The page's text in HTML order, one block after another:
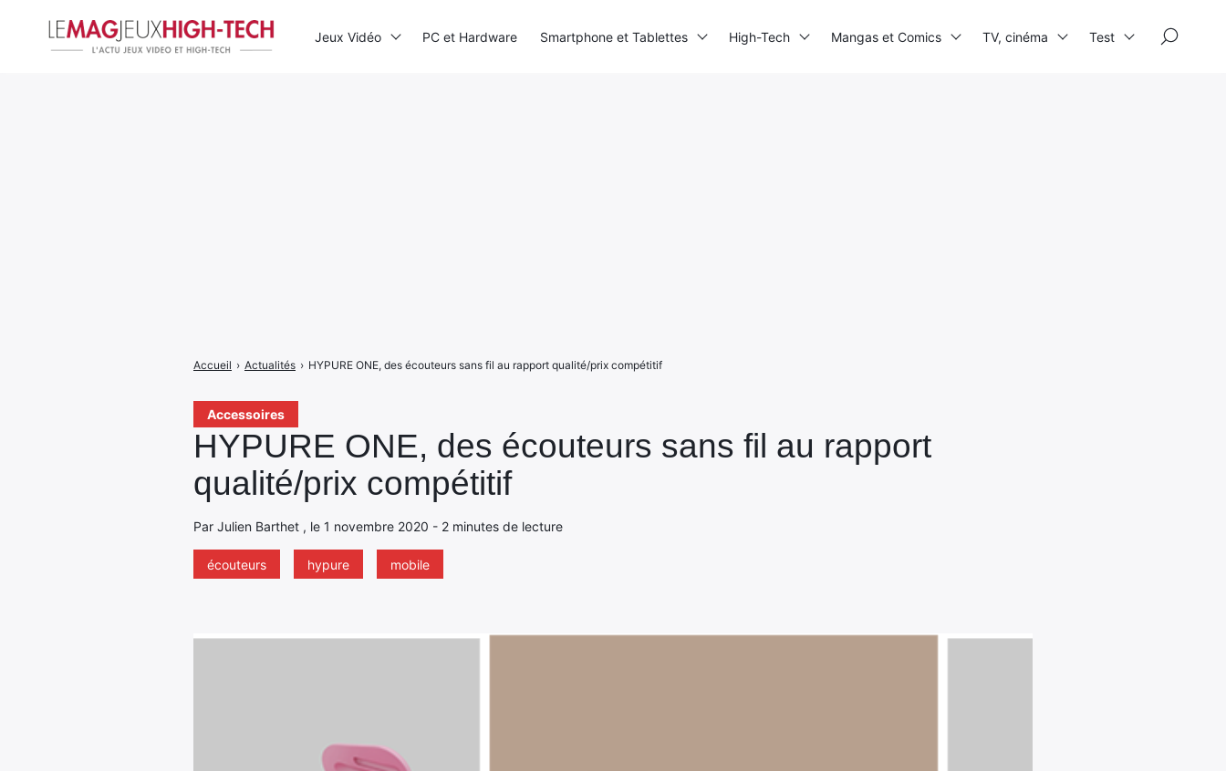
Accessoires
HYPURE ONE, des écouteurs sans fil au rapport
qualité/prix compétitif
Par Julien Barthet , le 1 novembre 2020 - 2 minutes de lecture
écouteurs hypure mobile
Accueil › Actualités › HYPURE ONE, des écouteurs sans fil au rapport qualité/prix compétitif
Jeux Vidéo PC et Hardware Smartphone et Tablettes High-Tech Mangas et Comics TV, cinéma Test